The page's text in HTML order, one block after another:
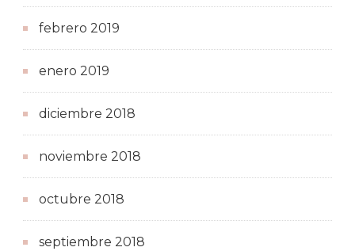
febrero 2019
enero 2019
diciembre 2018
noviembre 2018
octubre 2018
septiembre 2018